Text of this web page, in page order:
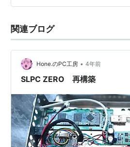
した本機を、最大で4基までSSDを
となる)の5VをFET SW(黒い基板)で
関連ブログ
Hone.のPC工房 • 4年前
SLPC ZERO 再構築